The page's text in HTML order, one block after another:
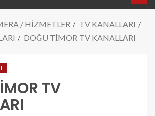
/ HİZMETLER
TV KANALLARI
DOĞU TİMOR TV KANALLARI
TV